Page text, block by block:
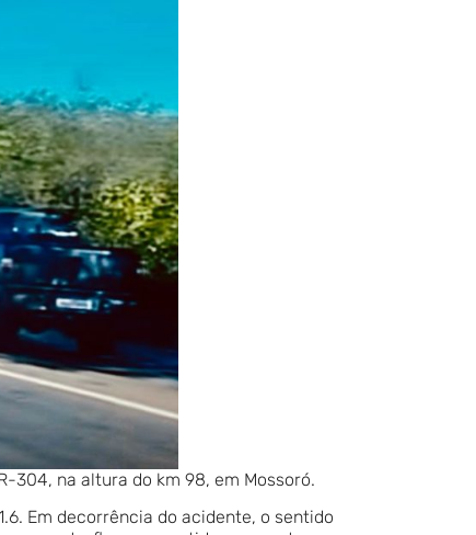
304, na altura do km 98, em Mossoró.
Em decorrência do acidente, o sentido